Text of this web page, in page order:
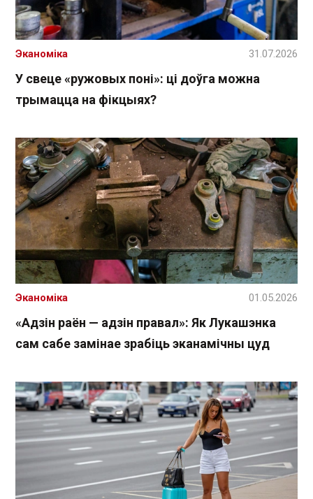
У свеце «ружовых поні»: ці доўга можна
трымацца на фікцыях?
Эканоміка 31.07.2026
«Адзін раён — адзін правал»: Як Лукашэнка
сам сабе замінае зрабіць эканамічны цуд
Эканоміка 01.05.2026